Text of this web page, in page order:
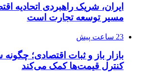
ایران، شریک راهبردی اتحادیه
مسیر توسعه تجارت است
23 ساعت پیش
بازار باز و ثبات اقتصادی؛
کنترل قیمت‌ها کمک می‌کند